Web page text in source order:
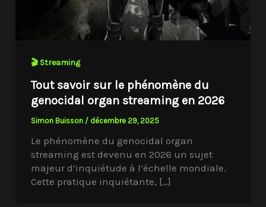
🎬 Streaming
Tout savoir sur le phénomène du
genocidal organ streaming en 2026
Simon Buisson / décembre 29, 2025
Le phénomène du genocidal organ
streaming est devenu en 2026 un sujet
majeur d’inquiétude à l’échelle mondiale.
Cette pratique inquiétante, […]